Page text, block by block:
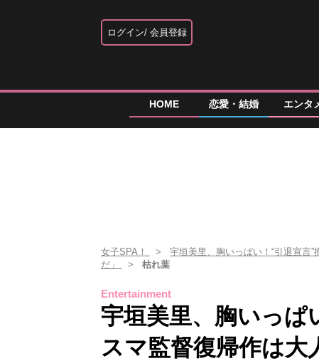
ログイン 会員登録
HOME 恋愛・結婚 エンタ
女子SPA！
宇垣美里、胸いっぱい！“引退宣言
だ」
枯れ葉
Entertainment
宇垣美里、胸いっぱ
スマ監督復帰作は大